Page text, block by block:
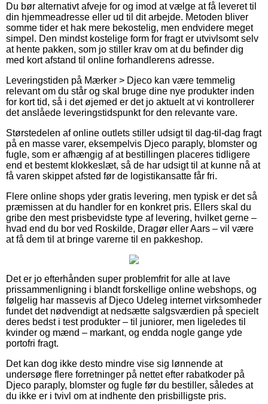
Du bør alternativt afveje for og imod at vælge at få leveret til
din hjemmeadresse eller ud til dit arbejde. Metoden bliver
somme tider et hak mere bekostelig, men endvidere meget
simpel. Den mindst kostelige form for fragt er utvivlsomt selv
at hente pakken, som jo stiller krav om at du befinder dig
med kort afstand til online forhandlerens adresse.
Leveringstiden på Mærker > Djeco kan være temmelig
relevant om du står og skal bruge dine nye produkter inden
for kort tid, så i det øjemed er det jo aktuelt at vi kontrollerer
det anslåede leveringstidspunkt for den relevante vare.
Størstedelen af online outlets stiller udsigt til dag-til-dag fragt
på en masse varer, eksempelvis Djeco paraply, blomster og
fugle, som er afhængig af at bestillingen placeres tidligere
end et bestemt klokkeslæt, så de har udsigt til at kunne nå at
få varen skippet afsted før de logistikansatte får fri.
Flere online shops yder gratis levering, men typisk er det så
præmissen at du handler for en konkret pris. Ellers skal du
gribe den mest prisbevidste type af levering, hvilket gerne –
hvad end du bor ved Roskilde, Dragør eller Aars – vil være
at få dem til at bringe varerne til en pakkeshop.
Det er jo efterhånden super problemfrit for alle at lave
prissammenligning i blandt forskellige online webshops, og
følgelig har massevis af Djeco Udeleg internet virksomheder
fundet det nødvendigt at nedsætte salgsværdien på specielt
deres bedst i test produkter – til juniorer, men ligeledes til
kvinder og mænd – markant, og endda nogle gange yde
portofri fragt.
Det kan dog ikke desto mindre vise sig lønnende at
undersøge flere forretninger på nettet efter rabatkoder på
Djeco paraply, blomster og fugle før du bestiller, således at
du ikke er i tvivl om at indhente den prisbilligste pris.